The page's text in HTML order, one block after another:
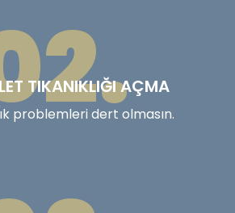
TIKANIKLIĞI AÇMA
problemleri dert olmasın.